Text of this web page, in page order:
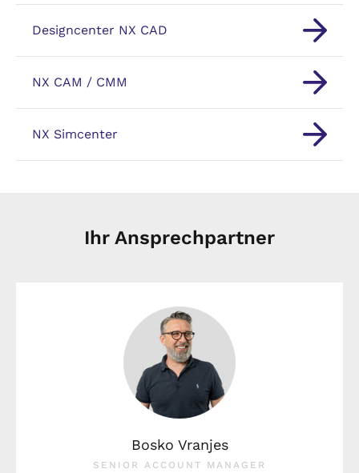
Designcenter NX CAD
NX CAM / CMM
NX Simcenter
Ihr Ansprechpartner
Bosko Vranjes
SENIOR ACCOUNT MANAGER